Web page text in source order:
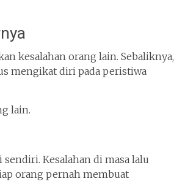
kesalahan orang lain. Sebaliknya,
mengikat diri pada peristiwa
lain.
Kesalahan di masa lalu
orang pernah membuat